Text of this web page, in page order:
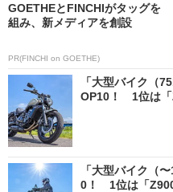
GOETHEとFINCHIがタッグを
組み、新メディアを創設
PR(FINCHI on GOETHE)
「大型バイク（
OP10！ 1位は「
「大型バイク（
0！ 1位は「